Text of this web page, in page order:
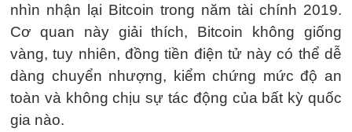
nhìn nhận lại Bitcoin trong năm tài chính 2019.
Cơ quan này giải thích, Bitcoin không giống
vàng, tuy nhiên, đồng tiền điện tử này có thể dễ
dàng chuyển nhượng, kiểm chứng mức độ an
toàn và không chịu sự tác động của bất kỳ quốc
gia nào.